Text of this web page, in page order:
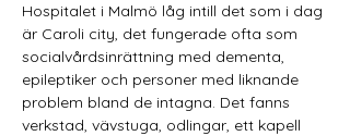
Hospitalet i Malmö låg intill det som i dag
är Caroli city, det fungerade ofta som
socialvårdsinrättning med dementa,
epileptiker och personer med liknande
problem bland de intagna. Det fanns
verkstad, vävstuga, odlingar, ett kapell